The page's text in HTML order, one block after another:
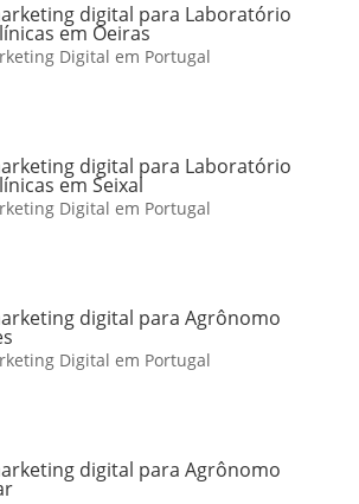
digital para Laboratório
em Oeiras
Digital em Portugal
digital para Laboratório
em Seixal
Digital em Portugal
digital para Agrônomo
Digital em Portugal
digital para Agrônomo